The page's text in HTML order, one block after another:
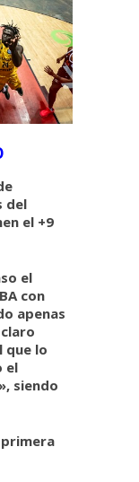
del
el +9
el
con
apenas
que lo
el
siendo
primera